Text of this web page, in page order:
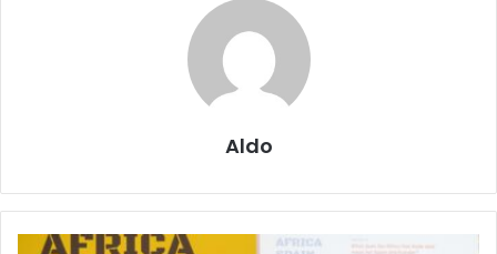
Aldo
Sommet